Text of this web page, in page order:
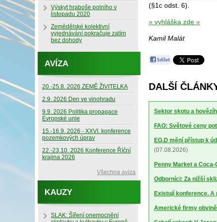
(§1c odst. 6).
» vyhláška zde »
Kamil Malát
DALŠÍ
Sektor skotu a
FAO: Světové ceny
EG.D mění přístup k
(07.08.2026)
Penny Market a
Odborníci: Za nižší
Existují konference.
Americké firmy
Výskyt hraboše polního v
listopadu 2020
Zemědělské kolektivní
vyjednávání pokračuje zatím
bez dohody
AVÍZA
20.-25.8. 2026 ZEMĚ ŽIVITELKA
2.9. 2026 Den ve vinohradu
9.9. 2026 Politika propagace
Evropské unie
15.-16.9. 2026 - XXVI. konference
pozemkových úprav
22.-23.10. 2026 Konference Říční
krajina 2026
Všechna avíza
KAUZY
SLAK: Šíření onemocnění